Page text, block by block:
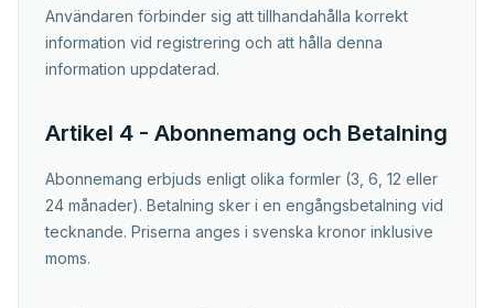
Användaren förbinder sig att tillhandahålla korrekt
information vid registrering och att hålla denna
information uppdaterad.
Artikel 4 - Abonnemang och Betalning
Abonnemang erbjuds enligt olika formler (3, 6, 12 eller
24 månader). Betalning sker i en engångsbetalning vid
tecknande. Priserna anges i svenska kronor inklusive
moms.